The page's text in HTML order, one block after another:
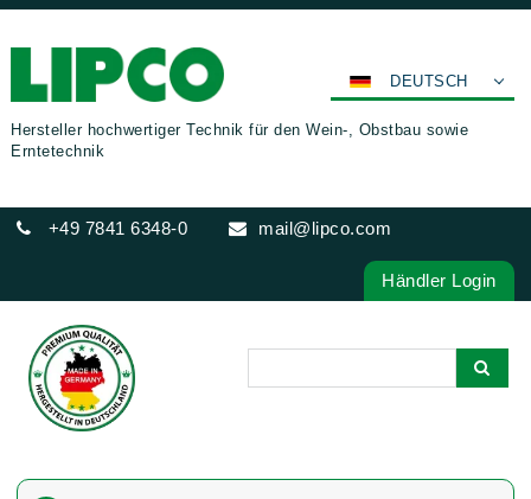
Hersteller hochwertiger Technik für den Wein-, Obstbau sowie
Erntetechnik
+49 7841 6348-0 mail@lipco.com
DEUTSCH
ENGLISH
ITALIANO
عربي
PORTUGUÊS
Händler Login